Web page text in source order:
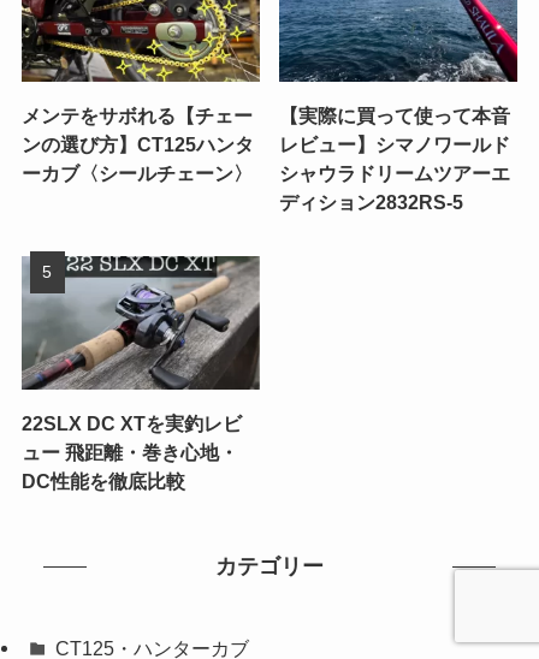
メンテをサボれる【チェー
ンの選び方】CT125ハンタ
ーカブ〈シールチェーン〉
【実際に買って使って本音
レビュー】シマノワールド
シャウラドリームツアーエ
ディション2832RS-5
22SLX DC XTを実釣レビ
ュー 飛距離・巻き心地・
DC性能を徹底比較
カテゴリー
CT125・ハンターカブ